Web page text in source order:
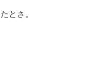
とさ。